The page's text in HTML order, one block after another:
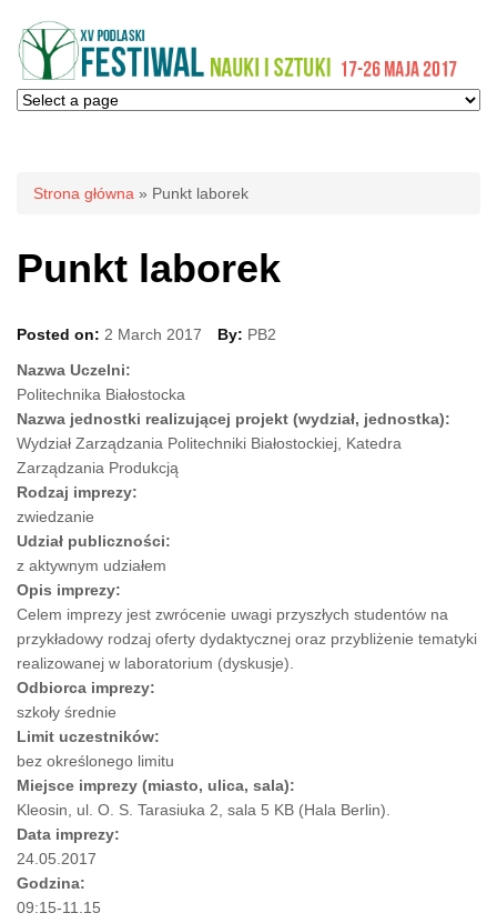
Jesteś tutaj
Strona główna » Punkt laborek
Punkt laborek
Posted on: 2 March 2017 By: PB2
Nazwa Uczelni:
Politechnika Białostocka
Nazwa jednostki realizującej projekt (wydział, jednostka):
Wydział Zarządzania Politechniki Białostockiej, Katedra
Zarządzania Produkcją
Rodzaj imprezy:
zwiedzanie
Udział publiczności:
z aktywnym udziałem
Opis imprezy:
Celem imprezy jest zwrócenie uwagi przyszłych studentów na
przykładowy rodzaj oferty dydaktycznej oraz przybliżenie tematyki
realizowanej w laboratorium (dyskusje).
Odbiorca imprezy:
szkoły średnie
Limit uczestników:
bez określonego limitu
Miejsce imprezy (miasto, ulica, sala):
Kleosin, ul. O. S. Tarasiuka 2, sala 5 KB (Hala Berlin).
Data imprezy:
24.05.2017
Godzina:
09:15-11.15